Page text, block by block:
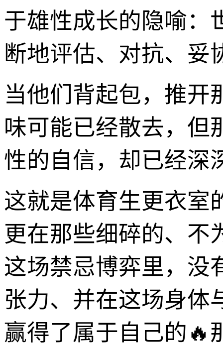
于雄性成长的隐喻：
断地评估、对抗、妥
当他们背起包，推开
味可能已经散去，但
性的自信，却已经深
这就是体育生更衣室
更在那些细碎的、不
这场禁忌博弈里，没
张力、并在这场身体
赢得了属于自己的🔥